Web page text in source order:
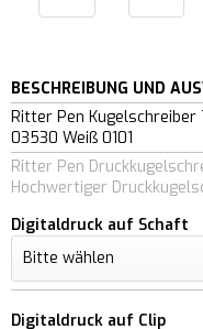
BESCHREIBUNG UND
Ritter Pen Kugelschreiber
03530 Weiß 0101
Ritter Pen
Hochwertiger
Digitaldruck auf Schaft
Digitaldruck auf Clip